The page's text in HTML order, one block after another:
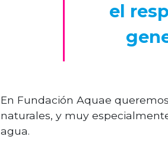
el
En Fundación Aquae
naturales, y muy
agua.